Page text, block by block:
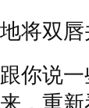
将双
你说
，重